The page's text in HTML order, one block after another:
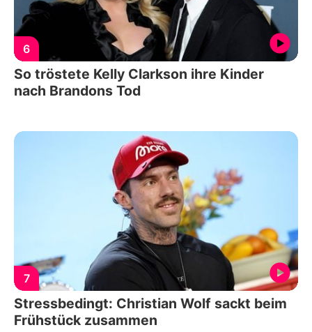
6
So tröstete Kelly Clarkson ihre Kinder
nach Brandons Tod
7
Stressbedingt: Christian Wolf sackt beim
Frühstück zusammen